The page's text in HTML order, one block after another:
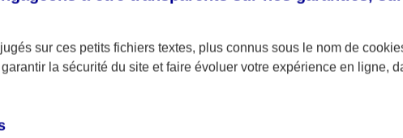
sur ces petits fichiers textes, plus connus sous le nom de
la sécurité du site et faire évoluer votre expérience en ligne,